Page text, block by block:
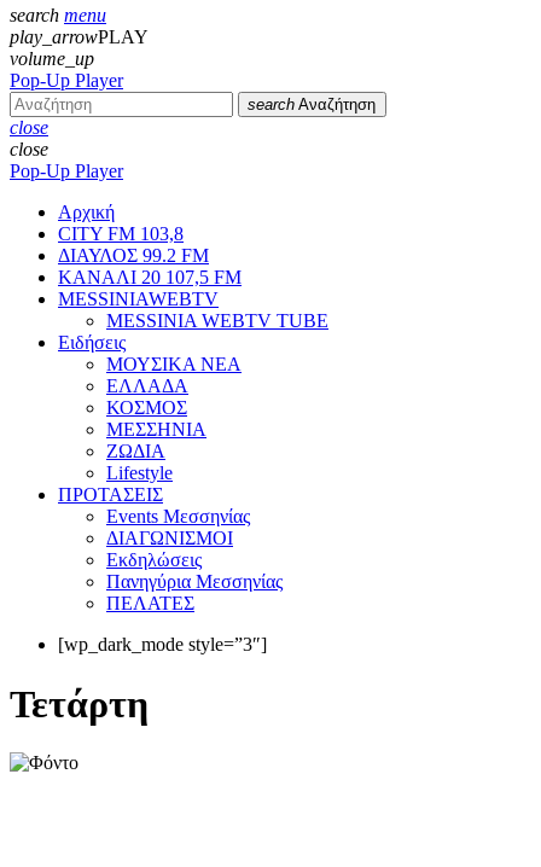
search menu
play_arrowPLAY
volume_up
Pop-Up Player
search Αναζήτηση
close
close
Pop-Up Player
Αρχική
CITY FM 103,8
ΔΙΑΥΛΟΣ 99.2 FM
ΚΑΝΑΛΙ 20 107,5 FM
MESSINIAWEBTV
MESSINIA WEBTV TUBE
Eιδήσεις
ΜΟΥΣΙΚΑ ΝΕΑ
ΕΛΛΑΔΑ
ΚΟΣΜΟΣ
ΜΕΣΣΗΝΙΑ
ΖΩΔΙΑ
Lifestyle
ΠΡΟΤΑΣΕΙΣ
Events Μεσσηνίας
ΔΙΑΓΩΝΙΣΜΟΙ
Εκδηλώσεις
Πανηγύρια Μεσσηνίας
ΠΕΛΑΤΕΣ
[wp_dark_mode style=”3″]
Τετάρτη